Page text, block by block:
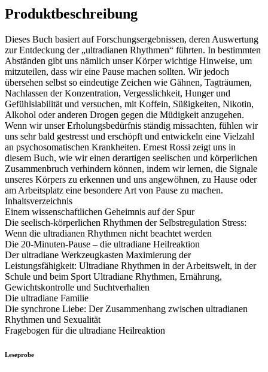
Produktbeschreibung
Dieses Buch basiert auf Forschungsergebnissen, deren Auswertung
zur Entdeckung der „ultradianen Rhythmen“ führten. In bestimmten
Abständen gibt uns nämlich unser Körper wichtige Hinweise, um
mitzuteilen, dass wir eine Pause machen sollten. Wir jedoch
übersehen selbst so eindeutige Zeichen wie Gähnen, Tagträumen,
Nachlassen der Konzentration, Vergesslichkeit, Hunger und
Gefühlslabilität und versuchen, mit Koffein, Süßigkeiten, Nikotin,
Alkohol oder anderen Drogen gegen die Müdigkeit anzugehen.
Wenn wir unser Erholungsbedürfnis ständig missachten, fühlen wir
uns sehr bald gestresst und erschöpft und entwickeln eine Vielzahl
an psychosomatischen Krankheiten. Ernest Rossi zeigt uns in
diesem Buch, wie wir einen derartigen seelischen und körperlichen
Zusammenbruch verhindern können, indem wir lernen, die Signale
unseres Körpers zu erkennen und uns angewöhnen, zu Hause oder
am Arbeitsplatz eine besondere Art von Pause zu machen.
Inhaltsverzeichnis
Einem wissenschaftlichen Geheimnis auf der Spur
Die seelisch-körperlichen Rhythmen der Selbstregulation Stress:
Wenn die ultradianen Rhythmen nicht beachtet werden
Die 20-Minuten-Pause – die ultradiane Heilreaktion
Der ultradiane Werkzeugkasten Maximierung der
Leistungsfähigkeit: Ultradiane Rhythmen in der Arbeitswelt, in der
Schule und beim Sport Ultradiane Rhythmen, Ernährung,
Gewichtskontrolle und Suchtverhalten
Die ultradiane Familie
Die synchrone Liebe: Der Zusammenhang zwischen ultradianen
Rhythmen und Sexualität
Fragebogen für die ultradiane Heilreaktion
Leseprobe